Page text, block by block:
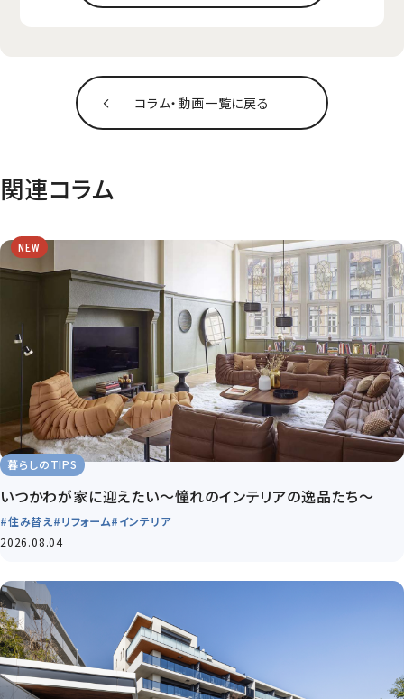
コラム‧動画一覧に戻る
関連コラム
NEW
暮らしのTIPS
いつかわが家に迎えたい～憧れのインテリアの逸品たち～
#住み替え #リフォーム#インテリア
2026.08.04